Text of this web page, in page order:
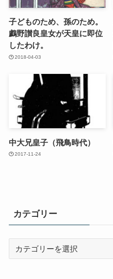
子どものため、孫のため。
鸕野讃良皇女が天皇に即位
したわけ。
2018-04-03
中大兄皇子（飛鳥時代）
2017-11-24
カテゴリー